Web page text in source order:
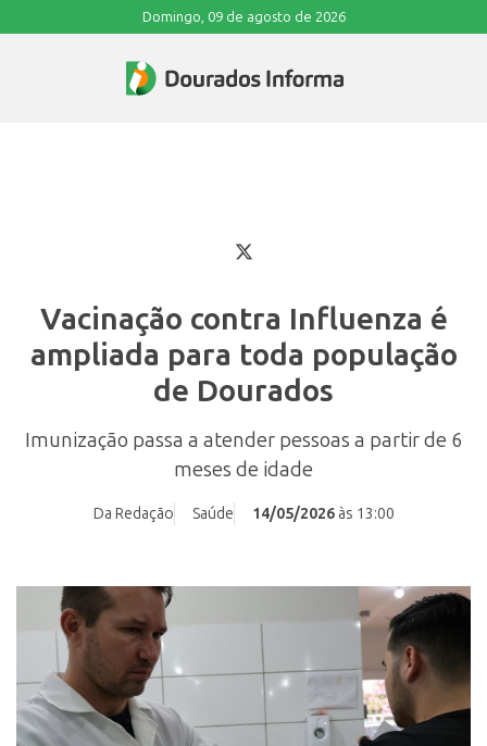
Domingo, 09 de agosto de 2026
Vacinação contra Influenza é
ampliada para toda população
de Dourados
Imunização passa a atender pessoas a partir de 6
meses de idade
Da Redação Saúde 14/05/2026às 13:00